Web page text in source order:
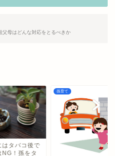
父母はどんな対応をとるべきか
孫育て